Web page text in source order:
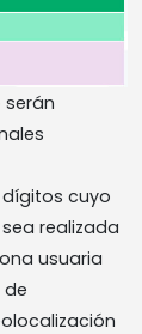
serán
cuyo
realizada
usuaria